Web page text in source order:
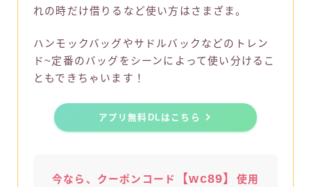
れの時だけ借りるなど使い方はさまざま。
ハンモックバッグやサドルバックなどのトレン
ド~定番のバッグをシーンによって使い分けるこ
ともできちゃいます！
アプリ無料DLはこちら
今なら、クーポンコード 【wc89】
使用